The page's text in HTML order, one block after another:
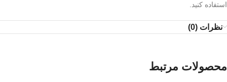
استفاده کنید.
نظرات (0)
محصولات مرتبط